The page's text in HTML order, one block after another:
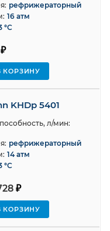
КОРЗИНУ
рефрижераторный
16 атм
°С
KHDp 5401
₽
КОРЗИНУ
л/мин:
рефрижераторный
14 атм
°С